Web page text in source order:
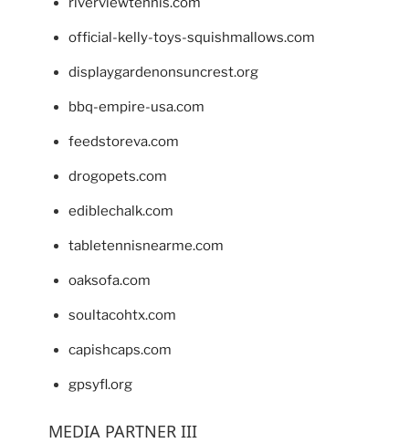
official-kelly-toys-squishmallows.com
displaygardenonsuncrest.org
bbq-empire-usa.com
feedstoreva.com
drogopets.com
ediblechalk.com
tabletennisnearme.com
oaksofa.com
soultacohtx.com
capishcaps.com
gpsyfl.org
MEDIA PARTNER III